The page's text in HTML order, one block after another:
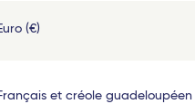
(€)
et créole guadeloupéen